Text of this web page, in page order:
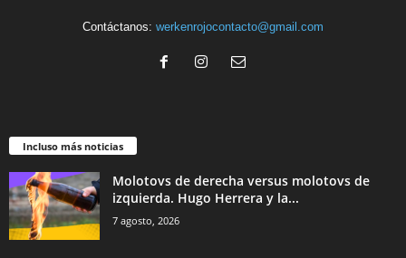
Contáctanos: werkenrojocontacto@gmail.com
Incluso más noticias
Molotovs de derecha versus molotovs de
izquierda. Hugo Herrera y la...
7 agosto, 2026